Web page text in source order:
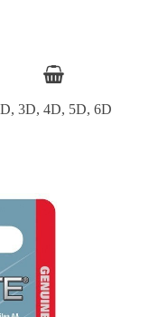
3D, 4D, 5D, 6D